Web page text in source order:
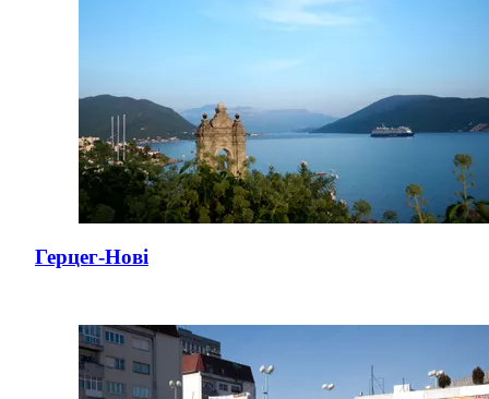
Герцег-Нові